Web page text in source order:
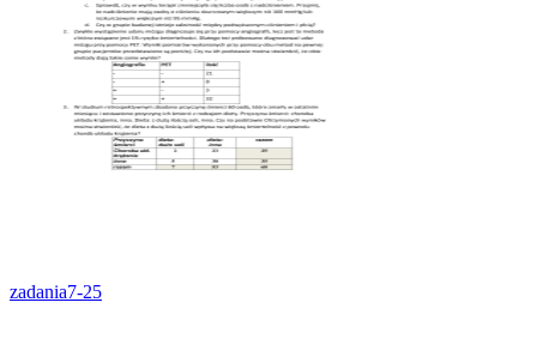
zadania7-25